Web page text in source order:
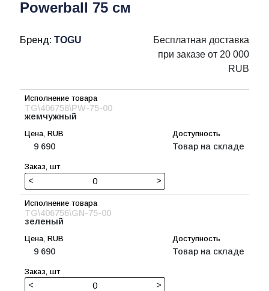
Powerball 75 см
Бренд: TOGU
Бесплатная доставка
при заказе от 20 000
RUB
TG\406758\PW-75-00
жемчужный
9 690 Товар на складе
< >
TG\406756\GN-75-00
зеленый
9 690 Товар на складе
< >